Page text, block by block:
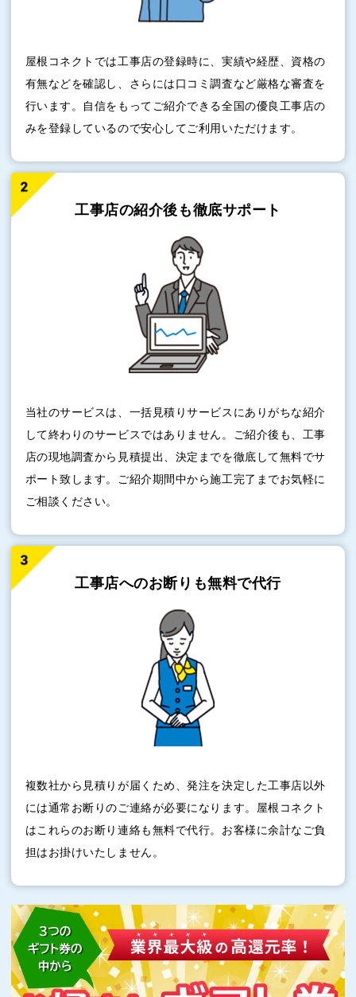
屋根コネクトでは工事店の登録時に、実績や経歴、資格の
有無などを確認し、さらには口コミ調査など厳格な審査を
行います。自信をもってご紹介できる全国の優良工事店の
みを登録しているので安心してご利用いただけます。
工事店の紹介後も徹底サポート
当社のサービスは、一括見積りサービスにありがちな紹介
して終わりのサービスではありません。ご紹介後も、工事
店の現地調査から見積提出、決定までを徹底して無料でサ
ポート致します。ご紹介期間中から施工完了までお気軽に
ご相談ください。
工事店へのお断りも無料で代行
複数社から見積りが届くため、発注を決定した工事店以外
には通常お断りのご連絡が必要になります。屋根コネクト
はこれらのお断り連絡も無料で代行。お客様に余計なご負
担はお掛けいたしません。